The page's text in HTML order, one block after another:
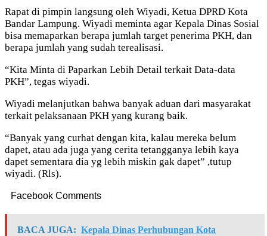
Rapat di pimpin langsung oleh Wiyadi, Ketua DPRD Kota
Bandar Lampung. Wiyadi meminta agar Kepala Dinas Sosial
bisa memaparkan berapa jumlah target penerima PKH, dan
berapa jumlah yang sudah terealisasi.
“Kita Minta di Paparkan Lebih Detail terkait Data-data
PKH”, tegas wiyadi.
Wiyadi melanjutkan bahwa banyak aduan dari masyarakat
terkait pelaksanaan PKH yang kurang baik.
“Banyak yang curhat dengan kita, kalau mereka belum
dapet, atau ada juga yang cerita tetangganya lebih kaya
dapet sementara dia yg lebih miskin gak dapet” ,tutup
wiyadi. (Rls).
Facebook Comments
BACA JUGA: Kepala Dinas Perhubungan Kota